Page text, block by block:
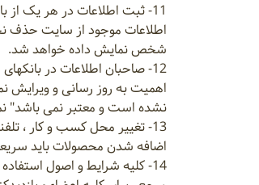
11- ثبت اطلاعات در هر یک
اطلاعات موجود از سایت حذف
شخص نمایش داده خواهد شد.
12- صاحبان اطلاعات در
اهمیت به روز رسانی و ویرایش
نشده است و معتبر نمی باشد"
13- تغییر محل کسب و کار ،
اضافه شدن محصولات باید
14- کلیه شرایط و اصول